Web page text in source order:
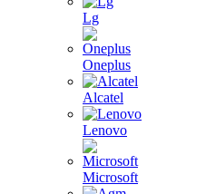
Lg
Oneplus
Alcatel
Lenovo
Microsoft